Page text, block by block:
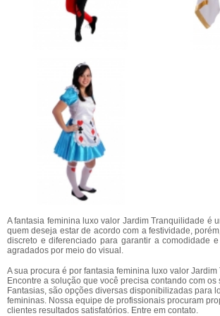
A fantasia feminina luxo valor Jardim Tranquilidade é
quem deseja estar de acordo com a festividade,
discreto e diferenciado para garantir a comodidade
agradados por meio do visual.
A sua procura é por fantasia feminina luxo valor
Encontre a solução que você precisa contando com os
Fantasias, são opções diversas disponibilizadas para
femininas. Nossa equipe de profissionais procuram
clientes resultados satisfatórios. Entre em contato.